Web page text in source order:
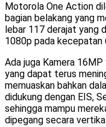
Motorola One Action
bagian belakang yang
lebar 117 derajat yang
1080p pada kecepatan
Ada juga Kamera
yang dapat terus
memuaskan bahkan
didukung dengan EIS,
sehingga mampu
dipegang secara